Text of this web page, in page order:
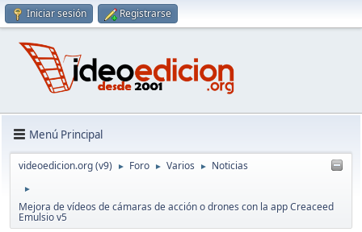
Iniciar sesión Registrarse
Menú Principal
videoedicion.org (v9) ► Foro ► Varios ► Noticias
►
Mejora de vídeos de cámaras de acción o drones con la app Creaceed
Emulsio v5